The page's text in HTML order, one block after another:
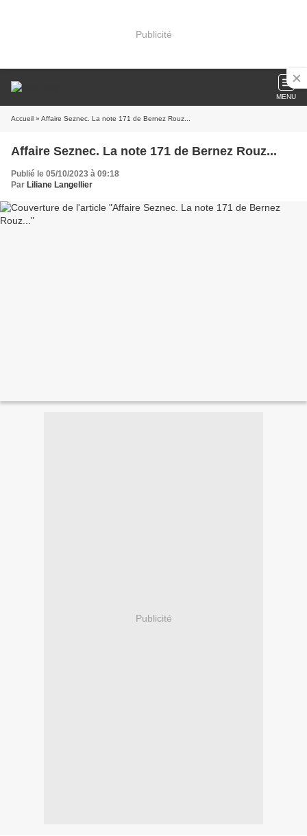
Publicité
MENU
Accueil » Affaire Seznec. La note 171 de Bernez Rouz...
Affaire Seznec. La note 171 de Bernez Rouz...
Publié le 05/10/2023 à 09:18
Par Liliane Langellier
Publicité